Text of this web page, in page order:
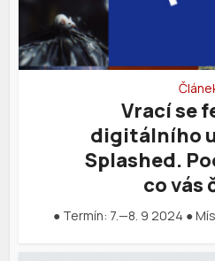
Vrací se
digitálního
Splashed.
co vás
● Termín: 7.—8. 9 2024 ●